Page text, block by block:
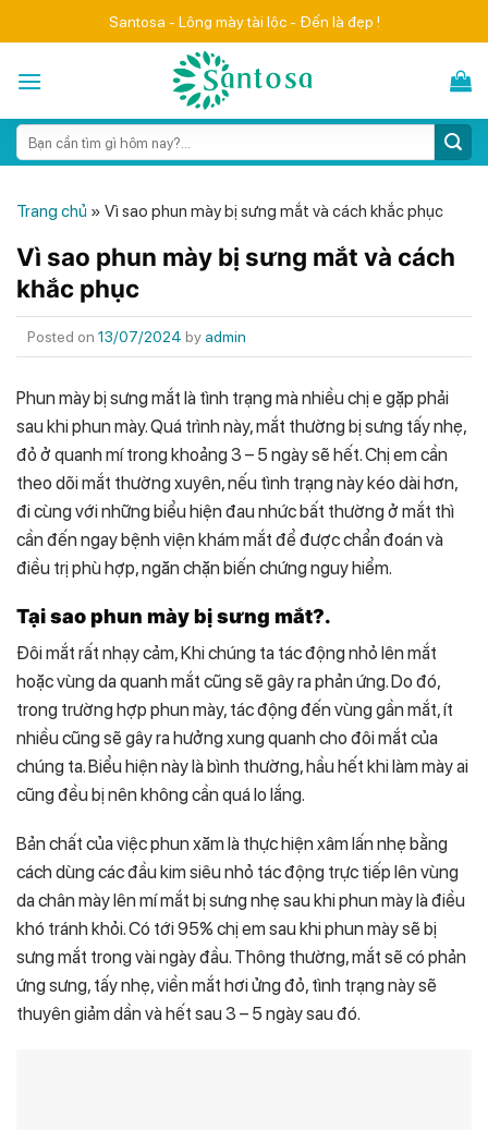
to
Santosa - Lông mày tài lộc - Đến là đẹp !
Search
for:
Trang chủ » Vì sao phun mày bị sưng mắt và cách khắc phục
Vì sao phun mày bị sưng mắt và cách
khắc phục
Posted on 13/07/2024 by admin
Phun mày bị sưng mắt là tình trạng mà nhiều chị e gặp phải
sau khi phun mày. Quá trình này, mắt thường bị sưng tấy nhẹ,
đỏ ở quanh mí trong khoảng 3 – 5 ngày sẽ hết. Chị em cần
theo dõi mắt thường xuyên, nếu tình trạng này kéo dài hơn,
đi cùng với những biểu hiện đau nhức bất thường ở mắt thì
cần đến ngay bệnh viện khám mắt để được chẩn đoán và
điều trị phù hợp, ngăn chặn biến chứng nguy hiểm.
Tại sao phun mày bị sưng mắt?.
Đôi mắt rất nhạy cảm, Khi chúng ta tác động nhỏ lên mắt
hoặc vùng da quanh mắt cũng sẽ gây ra phản ứng. Do đó,
trong trường hợp phun mày, tác động đến vùng gần mắt, ít
nhiều cũng sẽ gây ra hưởng xung quanh cho đôi mắt của
chúng ta. Biểu hiện này là bình thường, hầu hết khi làm mày ai
cũng đều bị nên không cần quá lo lắng.
Bản chất của việc phun xăm là thực hiện xâm lấn nhẹ bằng
cách dùng các đầu kim siêu nhỏ tác động trực tiếp lên vùng
da chân mày lên mí mắt bị sưng nhẹ sau khi phun mày là điều
khó tránh khỏi. Có tới 95% chị em sau khi phun mày sẽ bị
sưng mắt trong vài ngày đầu. Thông thường, mắt sẽ có phản
ứng sưng, tấy nhẹ, viền mắt hơi ửng đỏ, tình trạng này sẽ
thuyên giảm dần và hết sau 3 – 5 ngày sau đó.